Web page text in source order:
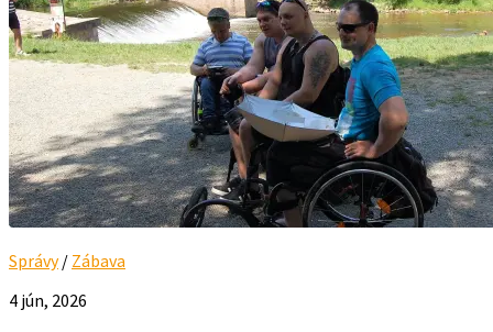
Správy/ Zábava
4 jún, 2026